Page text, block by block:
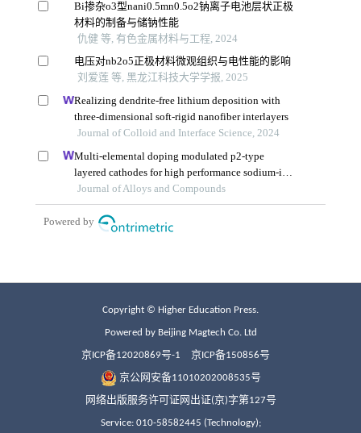
Copyright © Higher Education Press.
Powered by Beijing Magtech Co. Ltd
京ICP备12020869号-1 京ICP备150856号
京公网安备11010202008535号
网络出版服务许可证网出证(京)字第127号
Service: 010-58582445 (Technology);